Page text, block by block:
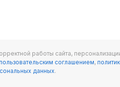
работы сайта,
соглашением,
данных.